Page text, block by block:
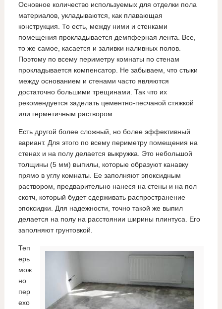
Основное количество используемых для отделки пола
материалов, укладываются, как плавающая
конструкция. То есть, между ними и стенками
помещения прокладывается демпферная лента. Все,
то же самое, касается и заливки наливных полов.
Поэтому по всему периметру комнаты по стенам
прокладывается компенсатор. Не забываем, что стыки
между основанием и стенами часто являются
достаточно большими трещинами. Так что их
рекомендуется заделать цементно-песчаной стяжкой
или герметичным раствором.
Есть другой более сложный, но более эффективный
вариант. Для этого по всему периметру помещения на
стенах и на полу делается выкружка. Это небольшой
толщины (5 мм) выпилы, которые образуют канавку
прямо в углу комнаты. Ее заполняют эпоксидным
раствором, предварительно нанеся на стены и на пол
скотч, который будет сдерживать распространение
эпоксидки. Для надежности, точно такой же выпил
делается на полу на расстоянии ширины плинтуса. Его
заполняют грунтовкой.
Теп
ерь
мож
но
пер
ехо